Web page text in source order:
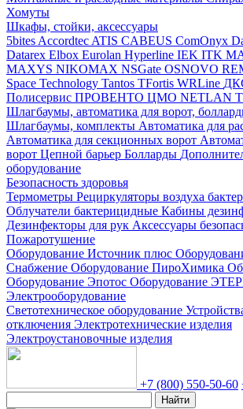
Хомуты
Шкафы, стойки, аксессуары
5bites Accordtec ATIS CABEUS ComOnyx
Datarex Elbox Eurolan Hyperline IEK ITK
MAXYS NIKOMAX NSGate OSNOVO
Space Technology Tantos TFortis WRLine
Полисервис ПРОВЕНТО ЦМО NETLAN
Шлагбаумы, автоматика для ворот,
Шлагбаумы, комплекты Автоматика для
Автоматика для секционных ворот
ворот Цепной барьер Болларды
оборудование
Безопасность здоровья
Термометры Рециркуляторы воздуха
Облучатели бактерицидные Кабины
Дезинфекторы для рук Аксессуары
Пожаротушение
Оборудование Источник плюс
Снабжение Оборудование ПироХимика
Оборудование Эпотос Оборудование
Электрооборудование
Светотехническое оборудование
отключения Электротехнические изделия
Электроустановочные изделия
+7 (800) 550-50-60
Найти